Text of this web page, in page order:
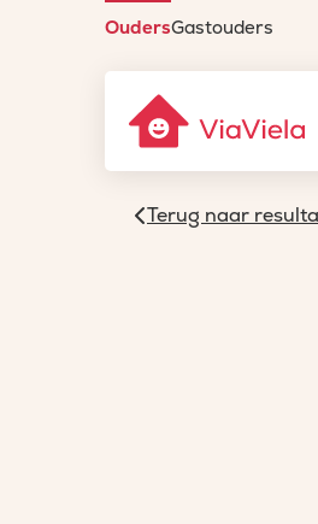
OudersGastouders
Terug naar